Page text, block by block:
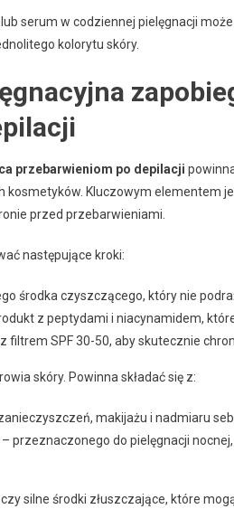
serum w codziennej pielęgnacji
kolorytu skóry.
przebarwieniom po depilacji
kosmetyków. Kluczowym elementem
przed przebarwieniami.
następujące kroki:
środka czyszczącego, który nie
z peptydami i niacynamidem,
filtrem SPF 30-50, aby skutecznie
skóry. Powinna składać się z:
makijażu i nadmiaru
przeznaczonego do pielęgnacji
silne środki złuszczające, które